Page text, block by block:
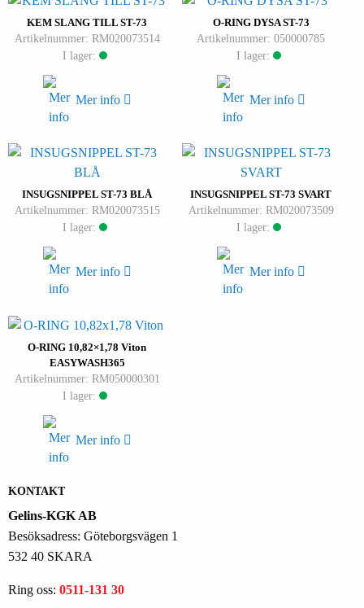
KEM SLANG TILL ST-73
Artikelnummer: RM020073514
I lager:
Mer info
O-RING DYSA ST-73
Artikelnummer: 050000785
I lager:
Mer info
INSUGSNIPPEL ST-73 BLÅ
Artikelnummer: RM020073515
I lager:
Mer info
INSUGSNIPPEL ST-73 SVART
Artikelnummer: RM020073509
I lager:
Mer info
O-RING 10,82×1,78 Viton
EASYWASH365
Artikelnummer: RM050000301
I lager:
Mer info
KONTAKT
Gelins-KGK AB
Besöksadress: Göteborgsvägen 1
532 40 SKARA
Ring oss: 0511-131 30